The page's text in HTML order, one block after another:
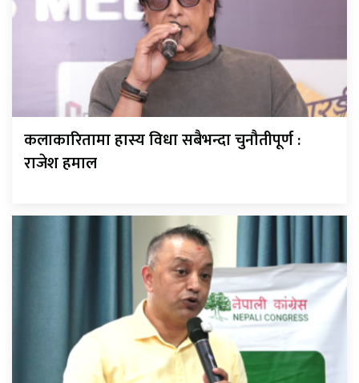
कलाकारितामा हास्य विधा सबैभन्दा चुनौतीपूर्ण :
राजेश हमाल